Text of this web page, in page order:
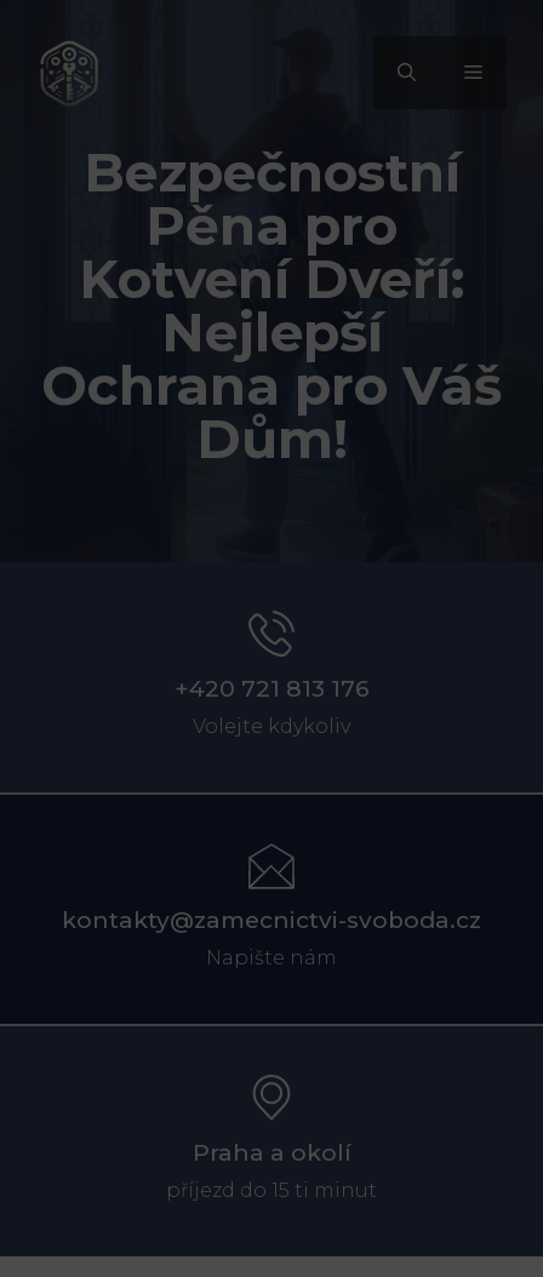
obsah
MENU
Bezpečnostní
Pěna pro
Kotvení Dveří:
Nejlepší
Ochrana pro Váš
Dům!
+420 721 813 176
Volejte kdykoliv
kontakty@zamecnictvi-svoboda.cz
Napište nám
Praha a okolí
příjezd do 15 ti minut